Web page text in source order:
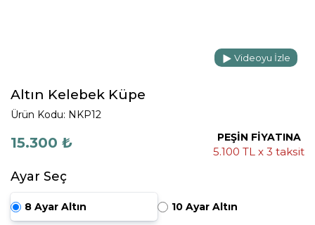
Videoyu İzle
Altın Kelebek Küpe
Ürün Kodu: NKP12
15.300 ₺ PEŞİN FİYATINA
5.100 TL x 3 taksit
Ayar Seç
8 Ayar Altın 10 Ayar Altın